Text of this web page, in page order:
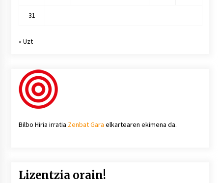
31
« Uzt
Bilbo Hiria irratia Zenbat Gara elkartearen ekimena da.
Lizentzia orain!